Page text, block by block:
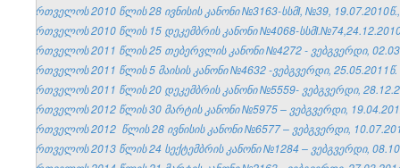
საქართველოს 2010 წლის 28 ივნისის კანონი №3163-სსმI, №39,
საქართველოს 2010 წლის 15 დეკემბრის კანონი №4068-
საქართველოს 2011 წლის 25 თებერვლის კანონი №4272 - ვებგვერდი,
საქართველოს 2011 წლის 5 მაისის კანონი №4632 -ვებგვერდი, 25.05.2011წ.
საქართველოს 2011 წლის 20 დეკემბრის კანონი №5559- ვებგვერდი,
საქართველოს 2012 წლის 30 მარტის კანონი №5975 – ვებგვერდი,
საქართველოს 2012 წლის 28 ივნისის კანონი №6577 – ვებგვერდი,
საქართველოს 2013 წლის 24 სექტემბრის კანონი №1284 – ვებგვერდი,